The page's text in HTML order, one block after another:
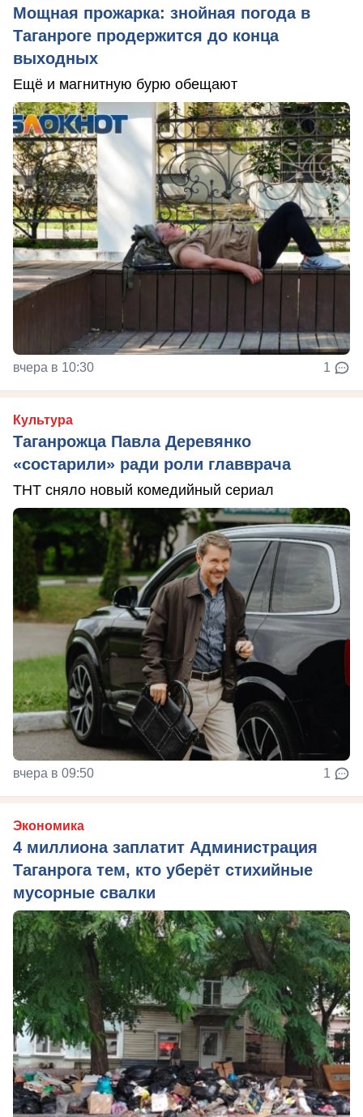
Мощная прожарка: знойная погода в
Таганроге продержится до конца
выходных
Ещё и магнитную бурю обещают
вчера в 10:30 1
Культура
Таганрожца Павла Деревянко
«состарили» ради роли главврача
ТНТ сняло новый комедийный сериал
вчера в 09:50 1
Экономика
4 миллиона заплатит Администрация
Таганрога тем, кто уберёт стихийные
мусорные свалки